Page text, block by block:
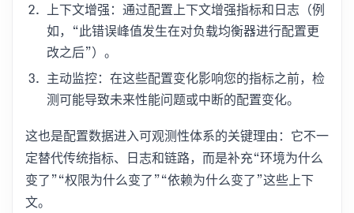
上下文增强：通过配置上下文增强指标和日志（例
如，“此错误峰值发生在对负载均衡器进行配置更
改之后”）。
主动监控：在这些配置变化影响您的指标之前，检
测可能导致未来性能问题或中断的配置变化。
这也是配置数据进入可观测性体系的关键理由：它不一
定替代传统指标、日志和链路，而是补充“环境为什么
变了”“权限为什么变了”“依赖为什么变了”这些上下
文。